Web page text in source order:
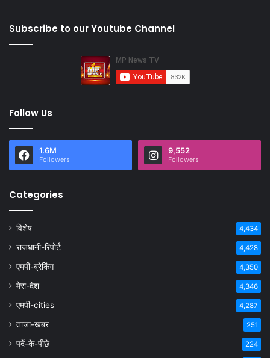
Subscribe to our Youtube Channel
Follow Us
1.6M
Followers
9,552
Followers
Categories
विशेष 4,434
राजधानी-रिपोर्ट 4,428
एमपी-ब्रेकिंग 4,350
मेरा-देश 4,346
एमपी-cities 4,287
ताजा-खबर 251
पर्दे-के-पीछे 224